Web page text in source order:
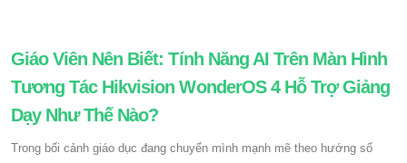
Giáo Viên Nên Biết: Tính Năng AI Trên Màn Hình
Tương Tác Hikvision WonderOS 4 Hỗ Trợ Giảng
Dạy Như Thế Nào?
Trong bối cảnh giáo dục đang chuyển mình mạnh mẽ theo hướng số